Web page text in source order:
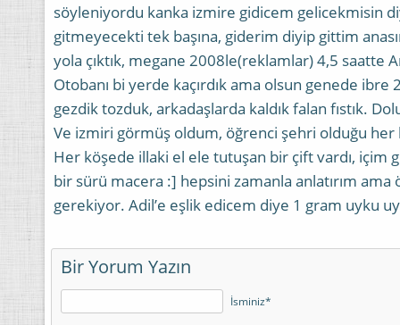
söyleniyordu kanka izmire gidicem gelicekmisin
gitmeyecekti tek başına, giderim diyip gittim
yola çıktık, megane 2008le(reklamlar) 4,5 saatte
Otobanı bi yerde kaçırdık ama olsun genede
gezdik tozduk, arkadaşlarda kaldık falan fıstık.
Ve izmiri görmüş oldum, öğrenci şehri olduğu
Her köşede illaki el ele tutuşan bir çift vardı, içim
bir sürü macera :] hepsini zamanla anlatırım
gerekiyor. Adil’e eşlik edicem diye 1 gram uyku
Bir Yorum Yazın
İsminiz*